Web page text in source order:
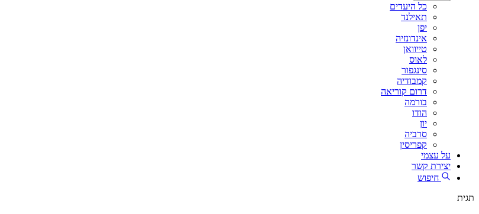
כל היעדים
תאילנד
יפן
אינדונזיה
טייוואן
לאוס
סינגפור
קמבודיה
דרום קוריאה
בורמה
הודו
יון
סרביה
קפריסין
על עצמי
יצירת קשר
חיפוש
תגית